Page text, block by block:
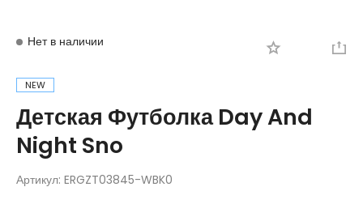
Нет в наличии
NEW
Детская Футболка Day And
Night Sno
Артикул: ERGZT03845-WBK0